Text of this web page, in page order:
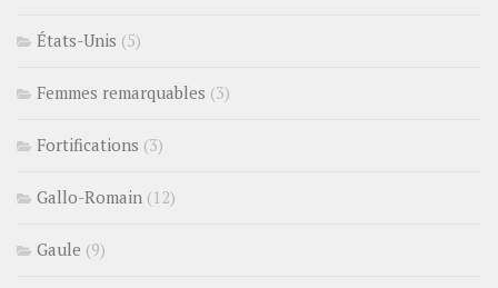
États-Unis (5)
Femmes remarquables (3)
Fortifications (3)
Gallo-Romain (12)
Gaule (9)